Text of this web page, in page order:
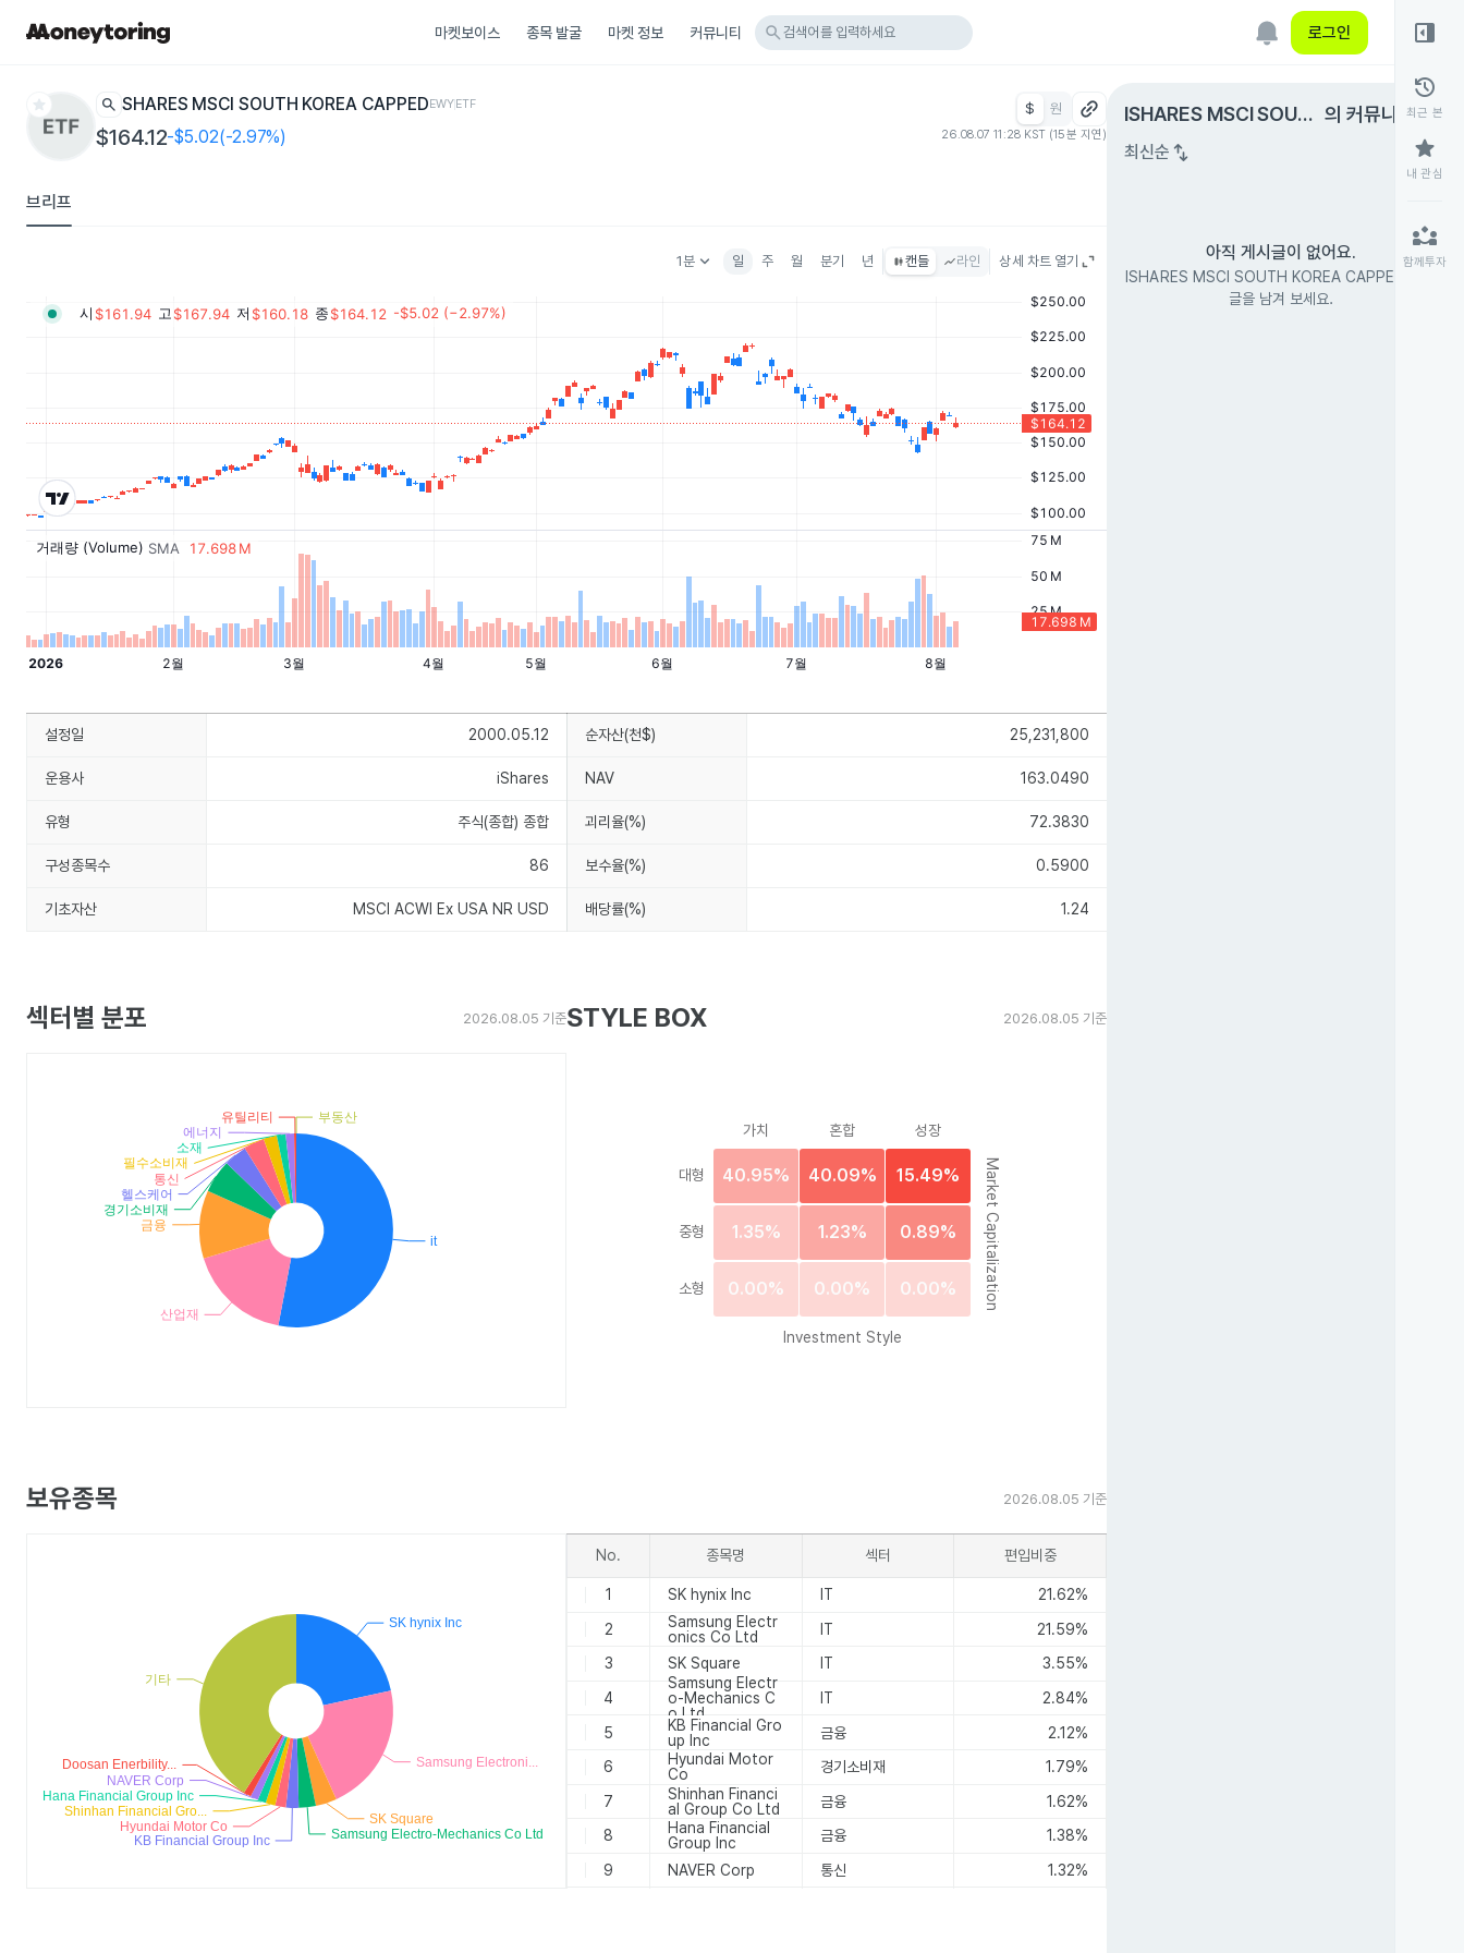
마켓보이스 종목 발굴 마켓 정보 커뮤니티 search 검색어를 입력하세요 로그인
star search ISHARES MSCI SOUTH KOREA CAPPEDEWYETF
$164.12-$5.02(-2.97%)
$ 원
26.08.07 11:28 KST (15분 지연)
브리프
1분keyboard_arrow_down 일 주 월 분기 년 캔들 라인 상세 차트 열기
ISHARES MSCI SOUTH
KOREA CAPPED
의 커뮤니티expand_circle_right
최신순 swap_vert
아직 게시글이 없어요.
ISHARES MSCI SOUTH KOREA CAPPED의 첫
글을 남겨 보세요.
right_panel_open
history
최근 본
star
내 관심
partner_exchange
함께투자